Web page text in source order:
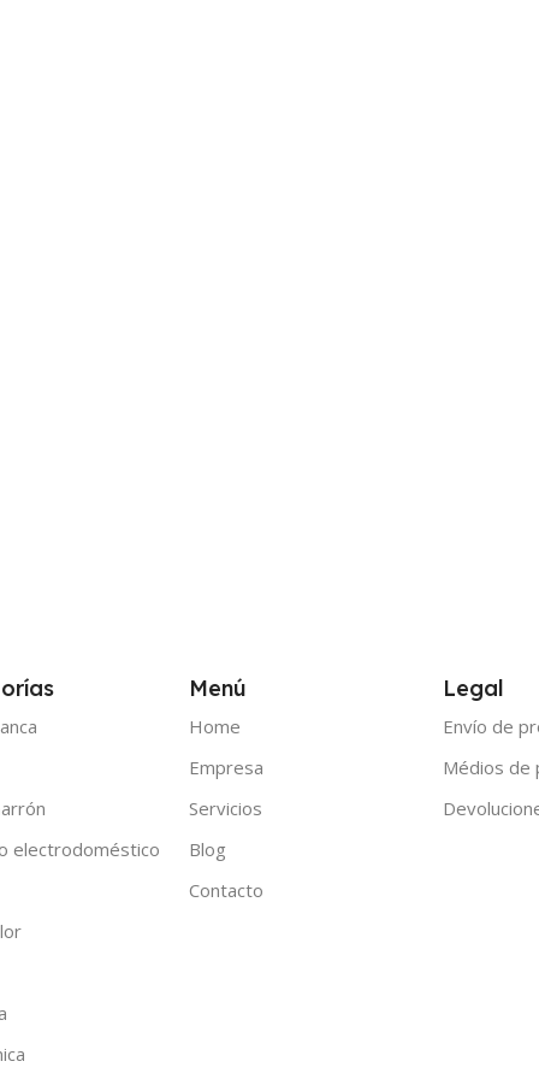
electrodoméstico
Menú
Home
Empresa
Servicios
Blog
Contacto
Legal
Envío de
Médios de